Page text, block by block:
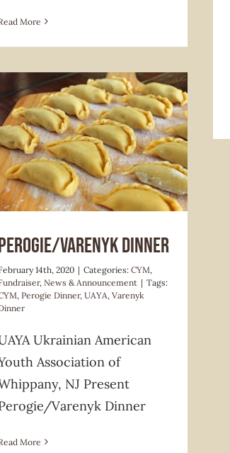
More
CYM Fundraiser News & Announcement
Varenyk Dinner
14th, 2020 | Categories: CYM,
, News & Announcement | Tags:
, Perogie Dinner, UAYA, Varenyk
Ukrainian American
Association of
NJ Present
Varenyk Dinner
More